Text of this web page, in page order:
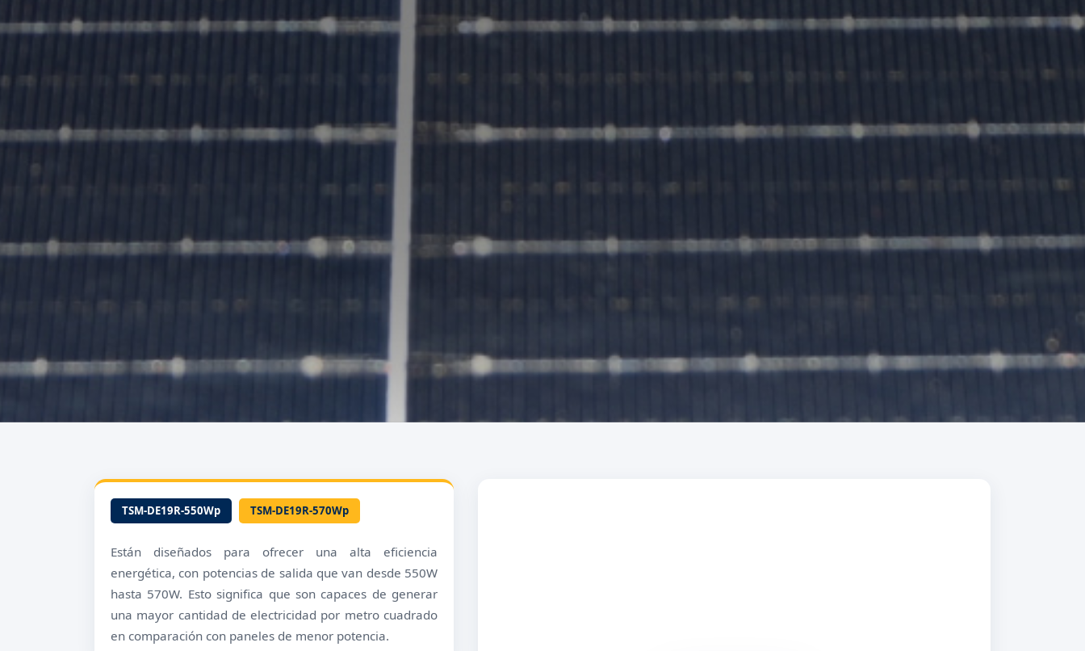
TSM-DE19R-550Wp TSM-DE19R-570Wp
Están diseñados para ofrecer una alta eficiencia
energética, con potencias de salida que van desde 550W
hasta 570W. Esto significa que son capaces de generar
una mayor cantidad de electricidad por metro cuadrado
en comparación con paneles de menor potencia.